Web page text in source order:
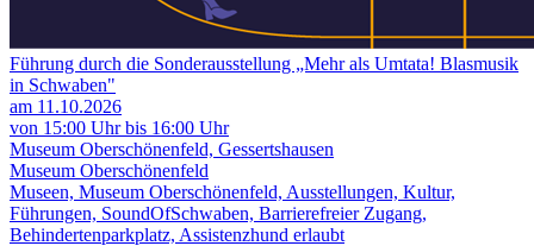
Führung durch die Sonderausstellung „Mehr als Umtata! Blasmusik
in Schwaben"
am 11.10.2026
von 15:00 Uhr bis 16:00 Uhr
Museum Oberschönenfeld, Gessertshausen
Museum Oberschönenfeld
Museen, Museum Oberschönenfeld, Ausstellungen, Kultur,
Führungen, SoundOfSchwaben, Barrierefreier Zugang,
Behindertenparkplatz, Assistenzhund erlaubt